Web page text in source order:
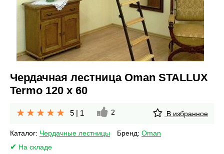
Чердачная лестница Oman STALLUX
Termo 120 х 60
5 | 1 2 В избранное
Каталог: Чердачные лестницы Бренд: Oman
На складе